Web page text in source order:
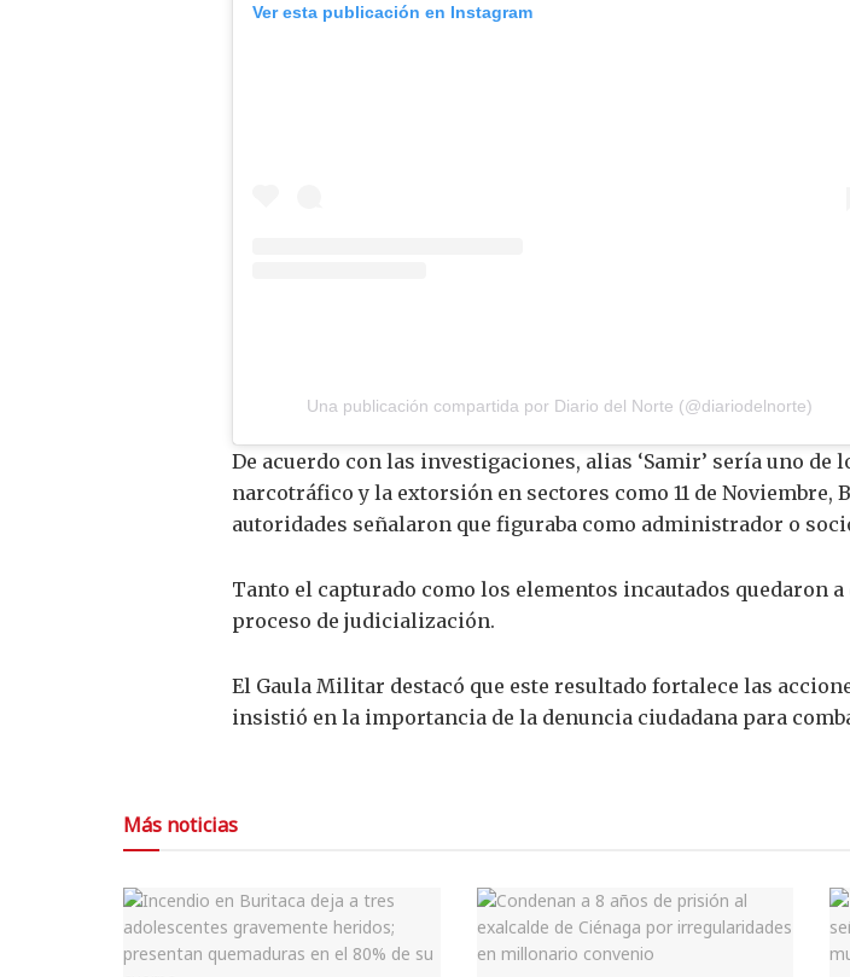
Ver esta publicación en Instagram
Una publicación compartida por Diario del Norte (@diariodelnorte)
De acuerdo con las investigaciones, alias ‘Samir’ sería uno
narcotráfico y la extorsión en sectores como 11 de Noviembre,
autoridades señalaron que figuraba como administrador o
Tanto el capturado como los elementos incautados quedaron
proceso de judicialización.
El Gaula Militar destacó que este resultado fortalece las
insistió en la importancia de la denuncia ciudadana para
Más noticias